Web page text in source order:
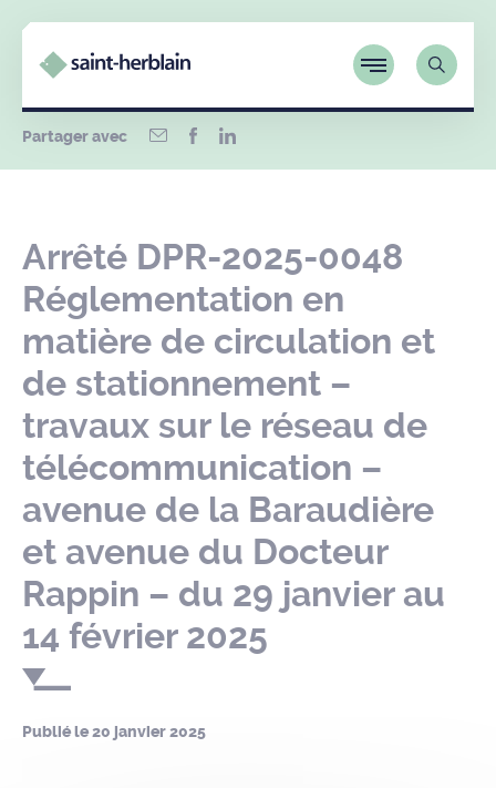
Partager avec
Arrêté DPR-2025-0048
Réglementation en
matière de circulation et
de stationnement –
travaux sur le réseau de
télécommunication –
avenue de la Baraudière
et avenue du Docteur
Rappin – du 29 janvier au
14 février 2025
Publié le20 janvier 2025